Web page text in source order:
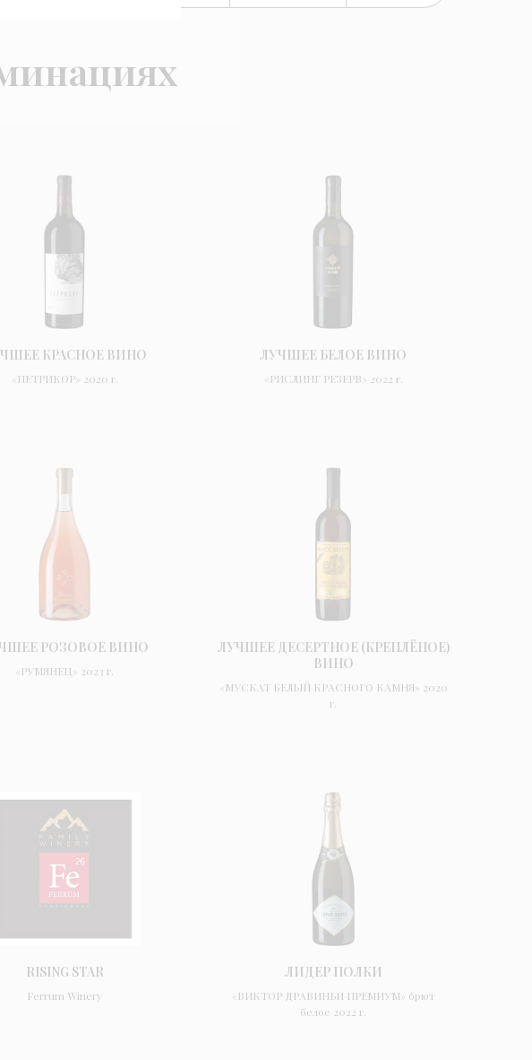
КРАСНОЕ ВИНО
«ПЕТРИКОР» 2020 г.
ЛУЧШЕЕ БЕЛОЕ ВИНО
«РИСЛИНГ РЕЗЕРВ» 2022 г.
РОЗОВОЕ ВИНО
«РУМЯНЕЦ» 2023 г.
ЛУЧШЕЕ ДЕСЕРТНОЕ (КРЕПЛЁНОЕ)
ВИНО
«МУСКАТ БЕЛЫЙ КРАСНОГО КАМНЯ» 2020
г.
RISING STAR
Ferrum Winery
ЛИДЕР ПОЛКИ
«ВИКТОР ДРАВИНЬИ ПРЕМИУМ» брют
белое 2022 г.